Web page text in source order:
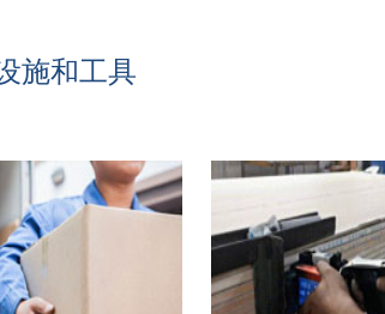
施和工具